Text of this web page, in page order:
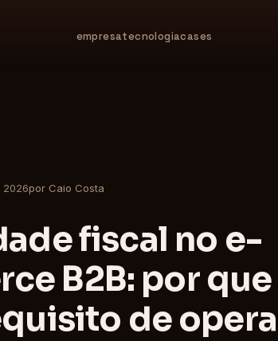
empresatecnologiacases
2026por Caio Costa
fiscal no e-
B2B: por que
de